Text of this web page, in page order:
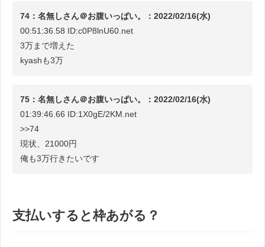
74：名無しさん＠お腹いっぱい。：2022/02/16(水)
00:51:36.58 ID:c0P8lnU60.net
3万まで増えた
kyashも3万
75：名無しさん＠お腹いっぱい。：2022/02/16(水)
01:39:46.66 ID:1X0gE/2KM.net
>>74
現状、21000円
俺も3万行きたいです
支払いすると枠あがる？